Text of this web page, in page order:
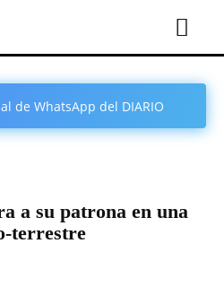
de WhatsApp del DIARIO
a su patrona en una
terrestre